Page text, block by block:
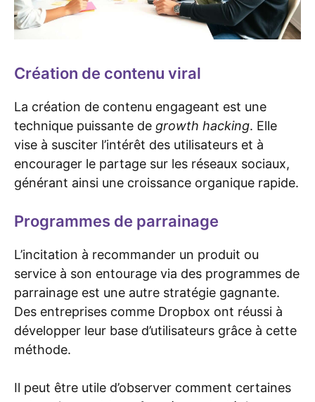
Création de contenu viral
La création de contenu engageant est une
technique puissante de growth hacking. Elle
vise à susciter l’intérêt des utilisateurs et à
encourager le partage sur les réseaux sociaux,
générant ainsi une croissance organique rapide.
Programmes de parrainage
L’incitation à recommander un produit ou
service à son entourage via des programmes de
parrainage est une autre stratégie gagnante.
Des entreprises comme Dropbox ont réussi à
développer leur base d’utilisateurs grâce à cette
méthode.
Il peut être utile d’observer comment certaines